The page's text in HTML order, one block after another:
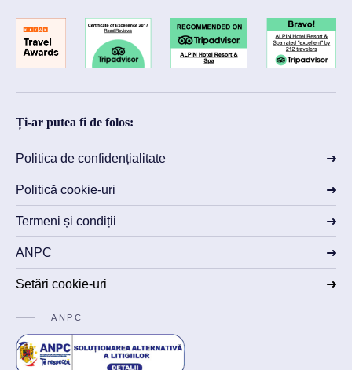
Ți-ar putea fi de folos:
Politica de confidențialitate
Politică cookie-uri
Termeni și condiții
ANPC
Setări cookie-uri
ANPC